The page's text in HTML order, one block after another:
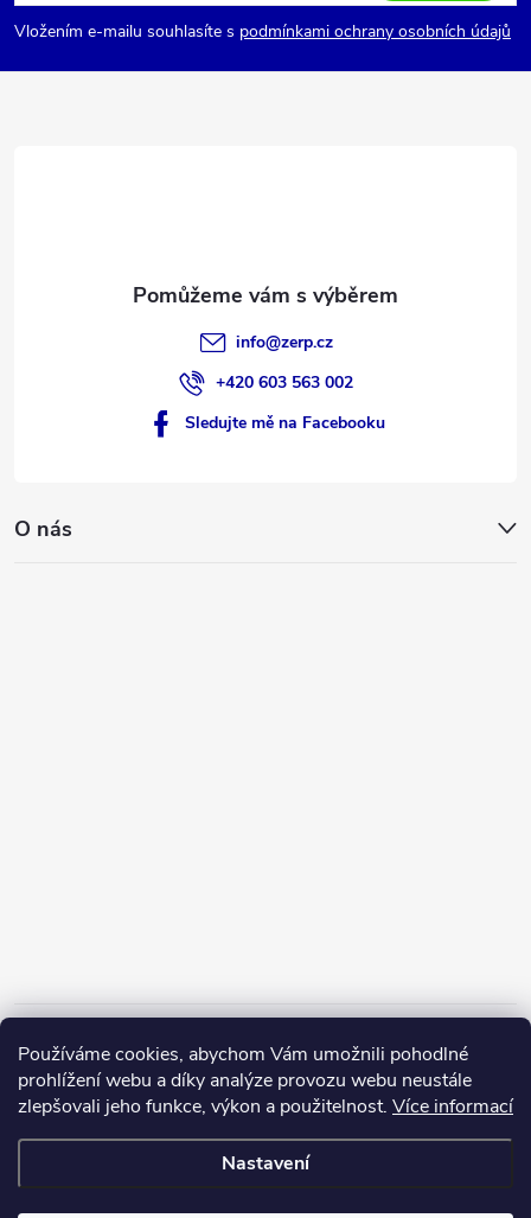
Používáme cookies, abychom Vám umožnili pohodlné
prohlížení webu a díky analýze provozu webu neustále
zlepšovali jeho funkce, výkon a použitelnost. Více informací
Nastavení
p
a
Vložením e-mailu souhlasíte s podmínkami ochrany osobních údajů
info@zerp.cz
+420 603 563 002
Sledujte mě na Facebooku
O nás